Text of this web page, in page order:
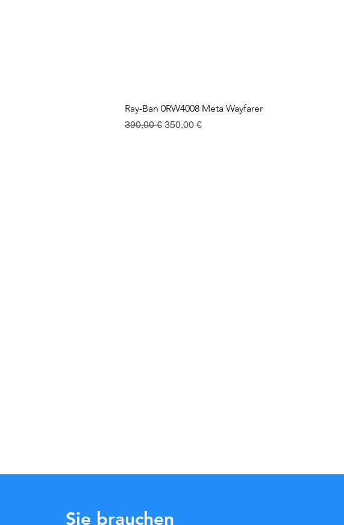
Ray-Ban 0RW4008 Meta Wayfarer
Standardpreis
390,00 € Sale-Preis
350,00 €
Sie brauchen